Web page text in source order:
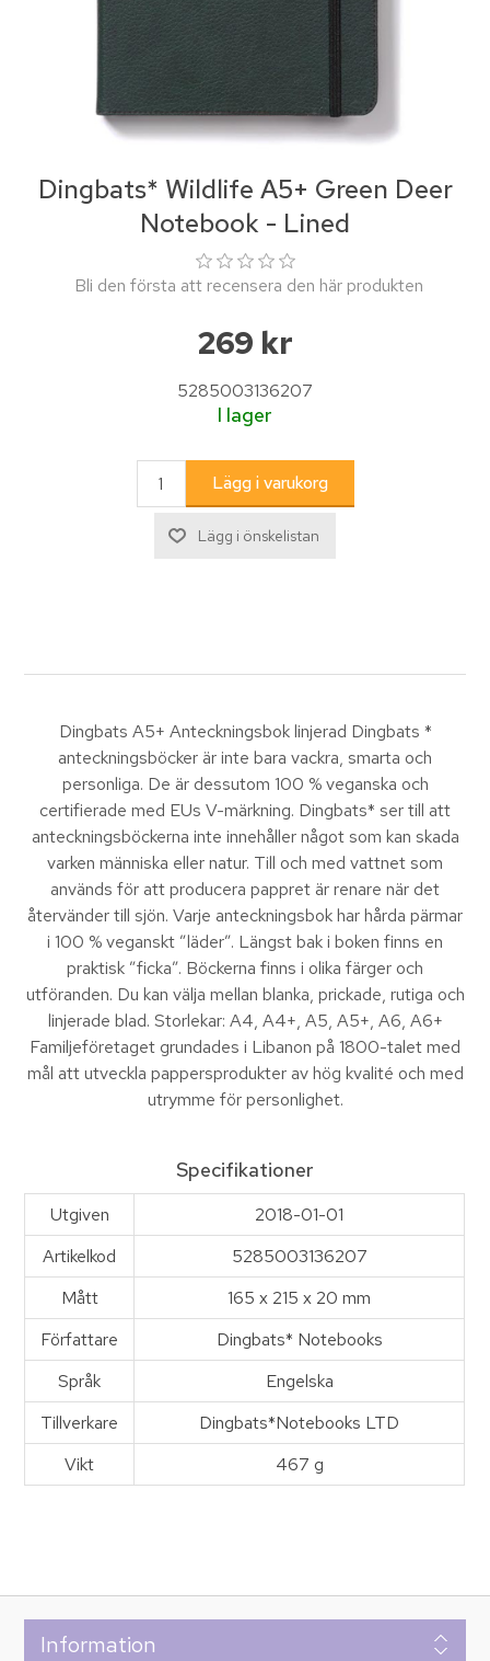
Dingbats* Wildlife A5+ Green Deer
Notebook - Lined
Bli den första att recensera den här produkten
269 kr
5285003136207
I lager
Dingbats A5+ Anteckningsbok linjerad Dingbats *
anteckningsböcker är inte bara vackra, smarta och
personliga. De är dessutom 100 % veganska och
certifierade med EUs V-märkning. Dingbats* ser till att
anteckningsböckerna inte innehåller något som kan skada
varken människa eller natur. Till och med vattnet som
används för att producera pappret är renare när det
återvänder till sjön. Varje anteckningsbok har hårda pärmar
i 100 % veganskt ”läder”. Längst bak i boken finns en
praktisk ”ficka”. Böckerna finns i olika färger och
utföranden. Du kan välja mellan blanka, prickade, rutiga och
linjerade blad. Storlekar: A4, A4+, A5, A5+, A6, A6+
Familjeföretaget grundades i Libanon på 1800-talet med
mål att utveckla pappersprodukter av hög kvalité och med
utrymme för personlighet.
Specifikationer
Utgiven
2018-01-01
Artikelkod
5285003136207
Mått
165 x 215 x 20 mm
Författare
Dingbats* Notebooks
Språk
Engelska
Tillverkare
Dingbats*Notebooks LTD
Vikt
467 g
Information